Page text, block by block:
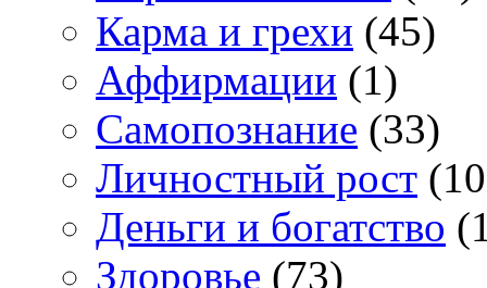
Карма и грехи (45)
Аффирмации (1)
Самопознание (33)
Личностный рост
Деньги и богатство
Здоровье (73)